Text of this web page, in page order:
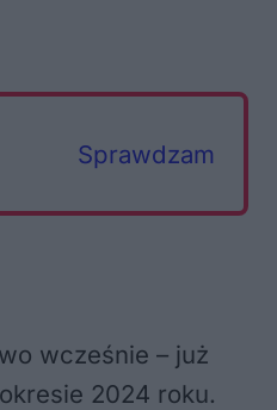
Sprawdzam
wcześnie – już
2024 roku.